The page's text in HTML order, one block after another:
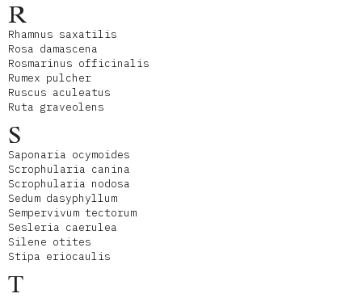
R
Rhamnus saxatilis
Rosa damascena
Rosmarinus officinalis
Rumex pulcher
Ruscus aculeatus
Ruta graveolens
S
Saponaria ocymoides
Scrophularia canina
Scrophularia nodosa
Sedum dasyphyllum
Sempervivum tectorum
Sesleria caerulea
Silene otites
Stipa eriocaulis
T